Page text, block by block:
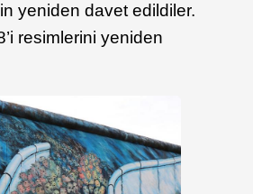
yeniden davet edildiler.
resimlerini yeniden